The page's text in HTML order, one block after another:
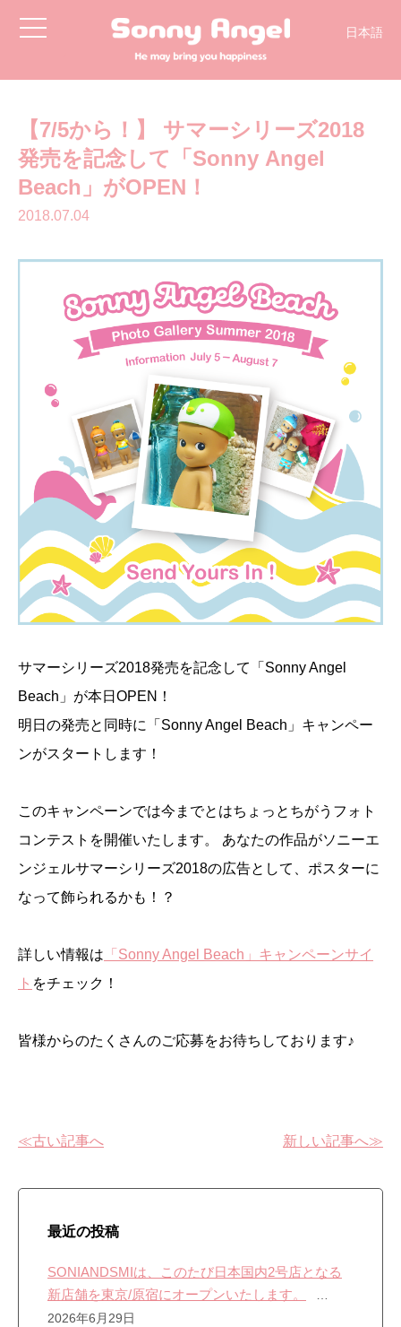
toggle
navigation
日本語
【7/5から！】 サマーシリーズ2018
発売を記念して「Sonny Angel
Beach」がOPEN！
2018.07.04
サマーシリーズ2018発売を記念して「Sonny Angel
Beach」が本日OPEN！
明日の発売と同時に「Sonny Angel Beach」キャンペー
ンがスタートします！
このキャンペーンでは今までとはちょっとちがうフォト
コンテストを開催いたします。 あなたの作品がソニーエ
ンジェルサマーシリーズ2018の広告として、ポスターに
なって飾られるかも！？
詳しい情報は 「Sonny Angel Beach」キャンペーンサイ
ト をチェック！
皆様からのたくさんのご応募をお待ちしております♪
≪古い記事へ 新しい記事へ≫
最近の投稿
SONIANDSMIは、このたび日本国内2号店となる
新店舗を東京/原宿にオープンいたします。
2026年6月29日